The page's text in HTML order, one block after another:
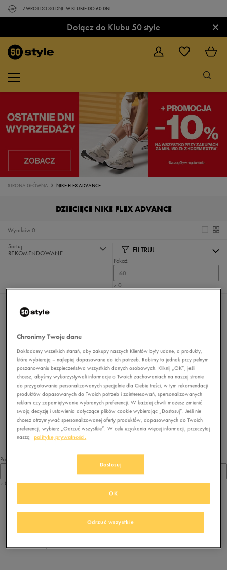
ZWROT DO 30 DNI. W KLUBIE DO 60 DNI.
Dołącz do Klubu 50 style ×
STRONA GŁÓWNA NIKE FLEX ADVANCE
DZIECIĘCE NIKE FLEX ADVANCE
0
Wyników
Sortuj:
REKOMENDOWANE
FILTRUJ
Pokaż
60
z 0
Nie wybrano filtrów
Brak produktów do wyświetlenia
Zmień kryteria wyszukiwania lub
usuń wybrane filtry
Pokaż
z 0
z1
Chronimy Twoje dane
Dokładamy wszelkich starań, aby zakupy naszych Klientów były udane, a produkty,
które wybierają – najlepiej dopasowane do ich potrzeb. Robimy to jednak przy pełnym
poszanowaniu bezpieczeństwa wszystkich danych osobowych. Kliknij „OK”, jeśli
chcesz, abyśmy wykorzystywali informacje o Twoich zachowaniach na naszej stronie
do przygotowania personalizowanych specjalnie dla Ciebie treści, w tym rekomendacji
produktów dopasowanych do Twoich potrzeb i zainteresowań, spersonalizowanych
reklam czy zapamiętywanie wybranych preferencji. W każdej chwili możesz zmienić
swoją decyzję i ustawienia dotyczące plików cookie wybierając „Dostosuj”. Jeśli nie
chcesz otrzymywać spersonalizowanej oferty produktów, dopasowanych do Twoich
preferencji, wybierz „Odrzuć wszystkie”. W celu uzyskania więcej informacji, przeczytaj
naszą
politykę prywatności.
Dostosuj
Odrzuć wszystkie
OK